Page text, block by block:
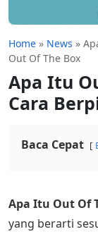
Home » News »
Out Of The Box
Apa Itu
Cara
Baca Cepat
Apa Itu Out Of
yang berarti